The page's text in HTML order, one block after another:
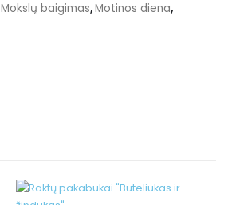
Mokslų baigimas,Motinos diena,